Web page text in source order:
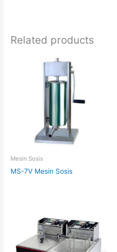
Related products
Mesin Sosis
MS-7V Mesin Sosis